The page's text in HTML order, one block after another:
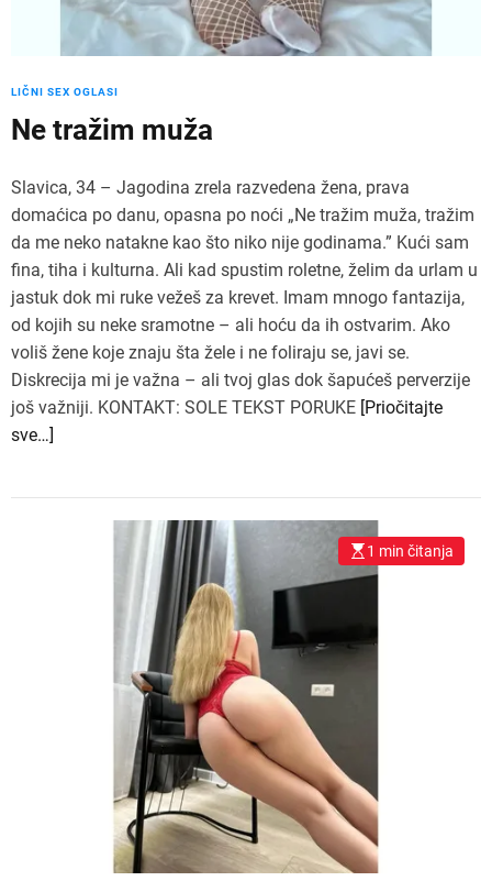
LIČNI SEX OGLASI
Ne tražim muža
Slavica, 34 – Jagodina zrela razvedena žena, prava
domaćica po danu, opasna po noći „Ne tražim muža, tražim
da me neko natakne kao što niko nije godinama.” Kući sam
fina, tiha i kulturna. Ali kad spustim roletne, želim da urlam u
jastuk dok mi ruke vežeš za krevet. Imam mnogo fantazija,
od kojih su neke sramotne – ali hoću da ih ostvarim. Ako
voliš žene koje znaju šta žele i ne foliraju se, javi se.
Diskrecija mi je važna – ali tvoj glas dok šapućeš perverzije
još važniji. KONTAKT: SOLE TEKST PORUKE [Priočitajte
sve…]
1 min čitanja